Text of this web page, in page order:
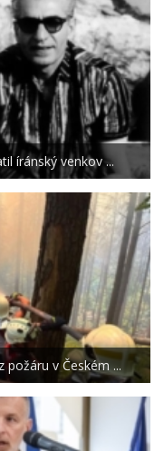
íránský venkov ...
požáru v Českém ...